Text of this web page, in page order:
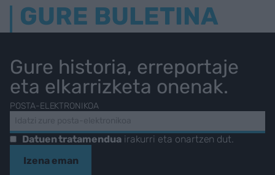
GURE BULETINA
Gure historia, erreportaje
eta elkarrizketa onenak.
POSTA-ELEKTRONIKOA
Datuen tratamenduairakurri eta onartzen dut.
Izena eman